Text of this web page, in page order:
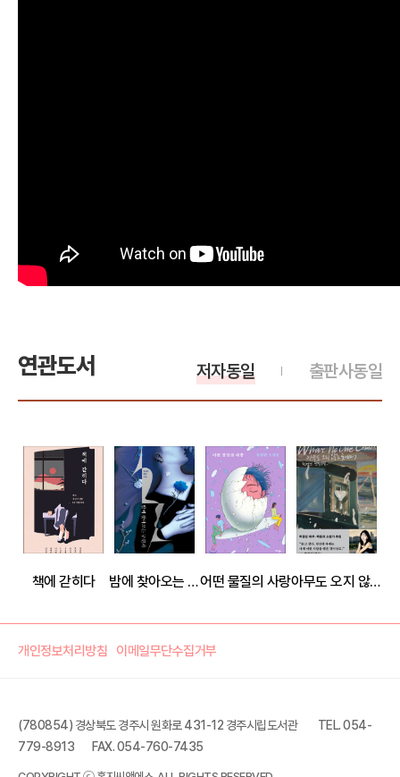
연관도서 출판사동일
저자동일
책에 갇히다 밤에 찾아오는 구원자어떤 물질의 사랑 아무도 오지 않는 곳에서
개인정보처리방침 이메일무단수집거부
(780854) 경상북도 경주시 원화로 431-12 경주시립도서관
TEL. 054-
779-8913
FAX. 054-760-7435